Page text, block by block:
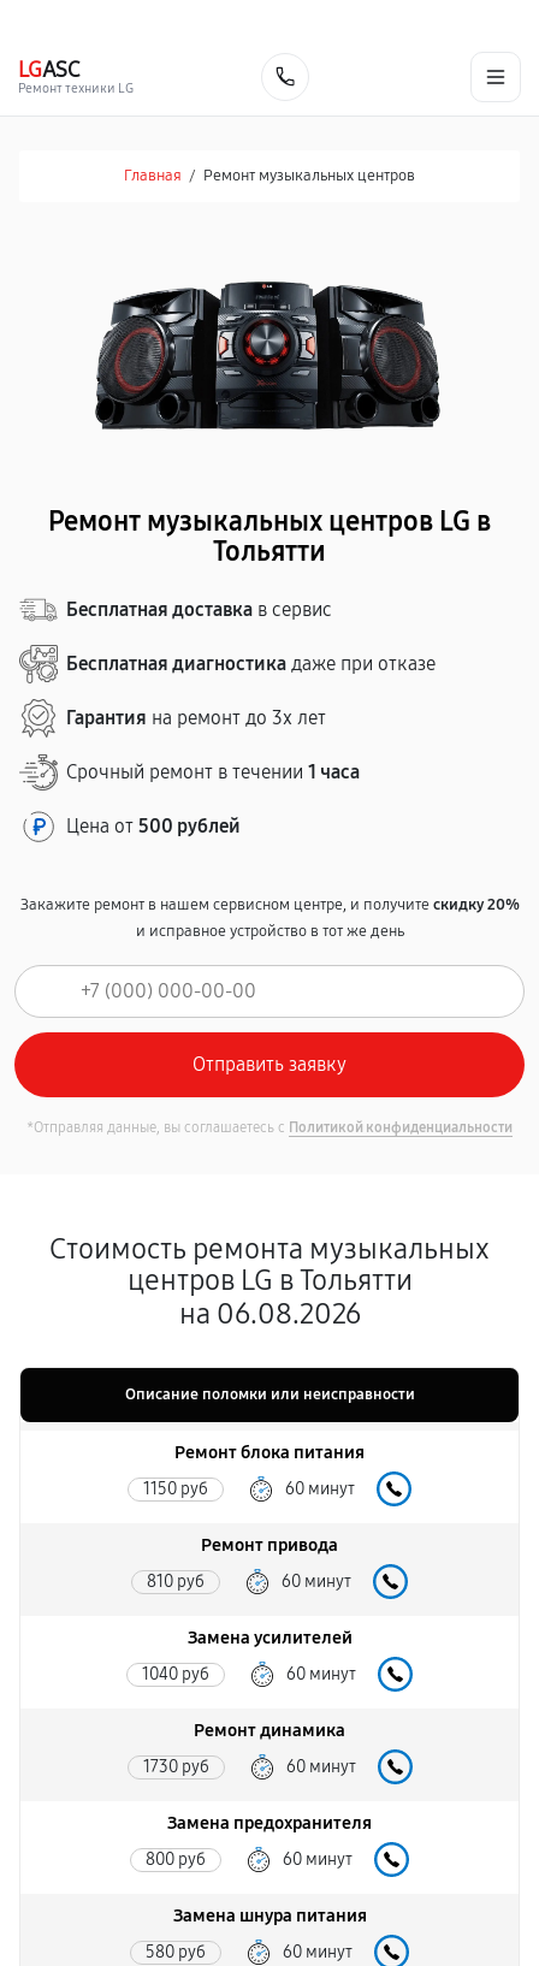
LGASC
Ремонт техники LG
Главная / Ремонт музыкальных центров
Ремонт музыкальных центров LG в
Тольятти
Бесплатная доставка в сервис
Бесплатная диагностика даже при отказе
Гарантия на ремонт до 3х лет
Срочный ремонт в течении 1 часа
Цена от 500 рублей
Закажите ремонт в нашем сервисном центре, и получитескидку 20%
и исправное устройство в тот же день
*Отправляя данные, вы соглашаетесь с Политикой конфиденциальности
Стоимость ремонта музыкальных
центров LG в Тольятти
на 06.08.2026
Описание поломки или неисправности
Ремонт блока питания
1150 руб 60 минут
Ремонт привода
810 руб 60 минут
Замена усилителей
1040 руб 60 минут
Ремонт динамика
1730 руб 60 минут
Замена предохранителя
800 руб 60 минут
Замена шнура питания
580 руб 60 минут